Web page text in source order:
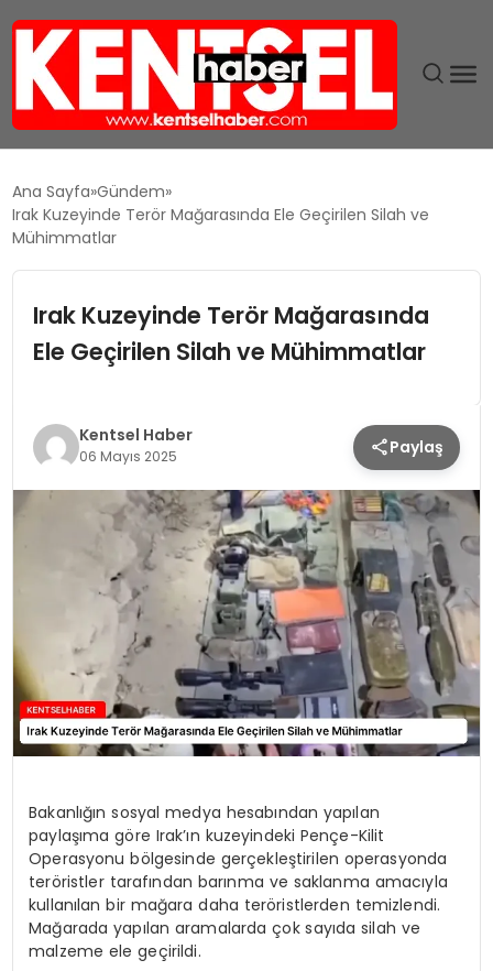
GÜNDEM
EĞITIM
MAGAZIN
KÜLTÜR & SANAT
SAĞLIK
Ana Sayfa Gündem
Irak Kuzeyinde Terör Mağarasında Ele Geçirilen Silah ve
Mühimmatlar
Irak Kuzeyinde Terör Mağarasında
Ele Geçirilen Silah ve Mühimmatlar
Kentsel Haber
06 Mayıs 2025 Paylaş
Bakanlığın sosyal medya hesabından yapılan
paylaşıma göre Irak’ın kuzeyindeki Pençe-Kilit
Operasyonu bölgesinde gerçekleştirilen operasyonda
teröristler tarafından barınma ve saklanma amacıyla
kullanılan bir mağara daha teröristlerden temizlendi.
Mağarada yapılan aramalarda çok sayıda silah ve
malzeme ele geçirildi.